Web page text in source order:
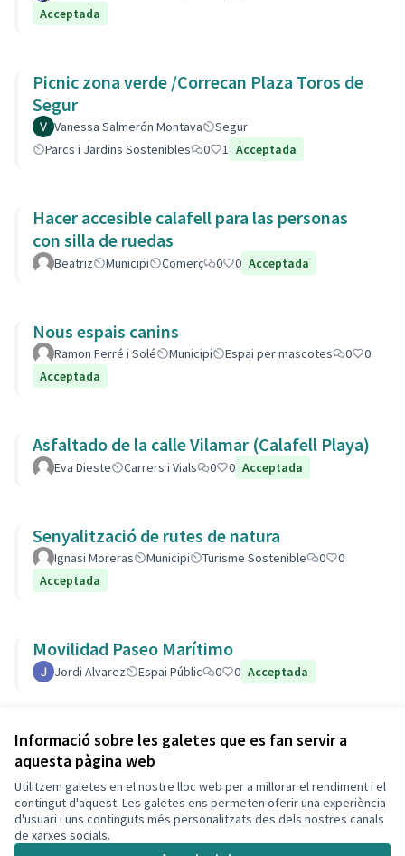
Informació sobre les galetes que es fan servir a
aquesta pàgina web
Utilitzem galetes en el nostre lloc web per a millorar el rendiment i el
contingut d'aquest. Les galetes ens permeten oferir una experiència
d'usuari i uns continguts més personalitzats des dels nostres canals
de xarxes socials.
Acceptada
Picnic zona verde /Correcan Plaza Toros de
Segur
Vanessa Salmerón Montava
Segur
Parcs i Jardins Sostenibles
0 1 Acceptada
Hacer accesible calafell para las personas
con silla de ruedas
Beatriz Municipi Comerç 0 0 Acceptada
Nous espais canins
Ramon Ferré i Solé Municipi Espai per mascotes 0
0
Acceptada
Asfaltado de la calle Vilamar (Calafell Playa)
Eva Dieste Carrers i Vials 0 0 Acceptada
Senyalització de rutes de natura
Ignasi Moreras Municipi Turisme Sostenible 0
0
Acceptada
Movilidad Paseo Marítimo
Jordi Alvarez Espai Públic 0 0 Acceptada
Veure totes les propostes retirades
Termes i condicions d'ús
Configuració de les galetes
Decidim Calafell a X
(Enllaç extern)
Decidim Calafell a Facebook
Decidim Calafell a YouTube
Decidim Calafell a GitHub
(Enllaç extern)